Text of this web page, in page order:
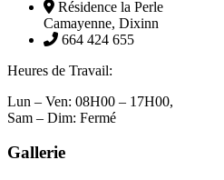
Résidence la Perle
Camayenne, Dixinn
664 424 655
Heures de Travail:
Lun – Ven: 08H00 – 17H00,
Sam – Dim: Fermé
Gallerie